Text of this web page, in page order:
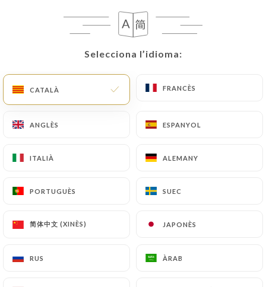
Selecciona l’idioma:
CATALÀ FRANCÈS
ANGLÈS ESPANYOL
ITALIÀ ALEMANY
PORTUGUÈS SUEC
简体中文 (XINÈS) JAPONÈS
RUS ÀRAB
Selecciona l’idioma:
CATALÀ FRANCÈS
ANGLÈS ESPANYOL
ITALIÀ ALEMANY
PORTUGUÈS SUEC
简体中文 (XINÈS) JAPONÈS
RUS ÀRAB